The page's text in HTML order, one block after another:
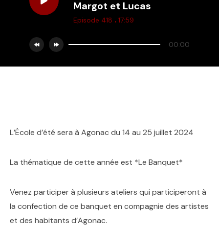
Margot et Lucas
Episode 418 . 17:59
00:00
L’École d’été sera à Agonac du 14 au 25 juillet 2024
La thématique de cette année est *Le Banquet*
Venez participer à plusieurs ateliers qui participeront à
la confection de ce banquet en compagnie des artistes
et des habitants d’Agonac.